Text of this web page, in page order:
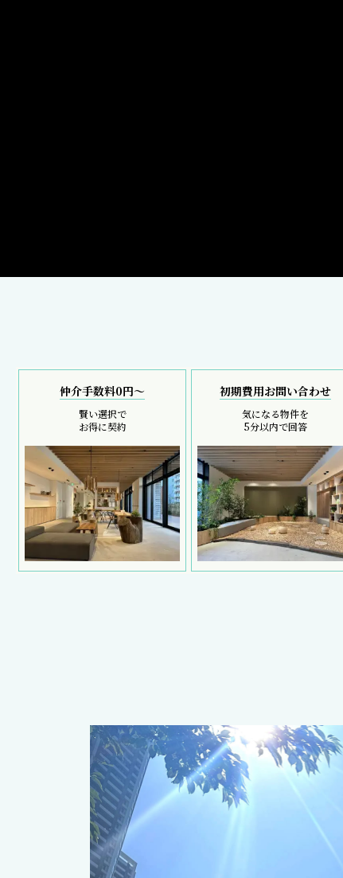
仲介手数料0円～
賢い選択で
お得に契約
初期費用お問い合わせ
気になる物件を
5分以内で回答